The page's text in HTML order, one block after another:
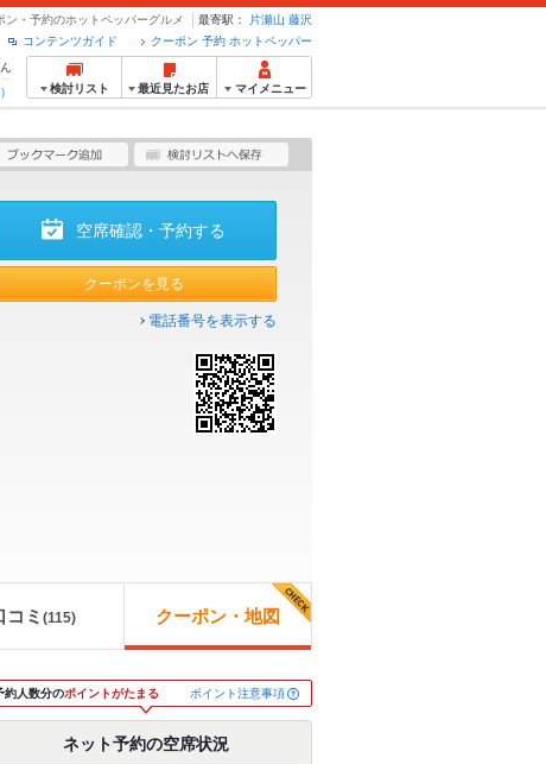
・予約のホットペッパーグルメ 最寄駅： 片瀬山 藤沢
クーポン 予約 ホットペッパー
コンテンツガイド
検討リスト 最近見たお店 マイメニュー
空席確認・予約する
クーポンを見る
電話番号を表示する
コミ (115) クーポン・地図
約人数分のポイントがたまる ポイント注意事項
ネット予約の空席状況